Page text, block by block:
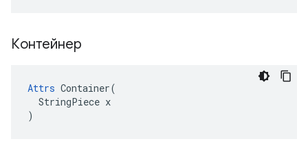
Контейнер
Attrs Container(
  StringPiece x
)